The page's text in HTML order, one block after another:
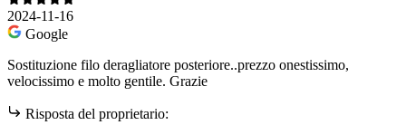
2024-11-16
Google
Sostituzione filo deragliatore posteriore..prezzo onestissimo,
velocissimo e molto gentile. Grazie
Risposta del proprietario: